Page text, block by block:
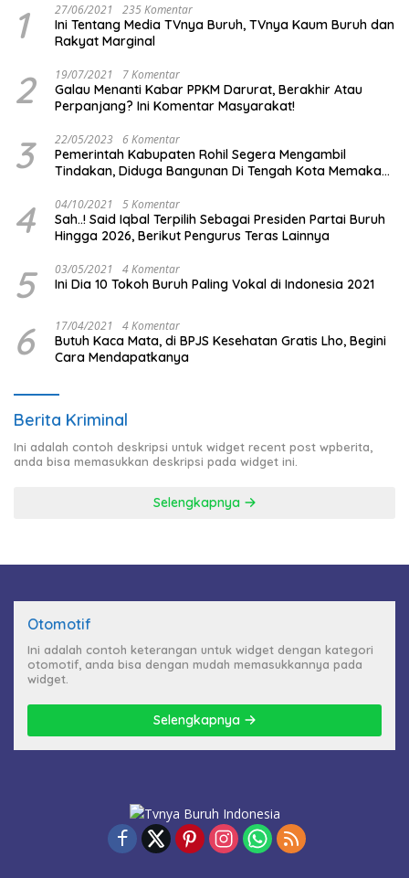
1 27/06/2021 235 Komentar
Ini Tentang Media TVnya Buruh, TVnya Kaum Buruh dan
Rakyat Marginal
2 19/07/2021 7 Komentar
Galau Menanti Kabar PPKM Darurat, Berakhir Atau
Perpanjang? Ini Komentar Masyarakat!
3 22/05/2023 6 Komentar
Pemerintah Kabupaten Rohil Segera Mengambil
Tindakan, Diduga Bangunan Di Tengah Kota Memakan
4 04/10/2021 5 Komentar
Sah..! Said Iqbal Terpilih Sebagai Presiden Partai Buruh
Hingga 2026, Berikut Pengurus Teras Lainnya
5 03/05/2021 4 Komentar
Ini Dia 10 Tokoh Buruh Paling Vokal di Indonesia 2021
6 17/04/2021 4 Komentar
Butuh Kaca Mata, di BPJS Kesehatan Gratis Lho, Begini
Cara Mendapatkanya
Berita Kriminal
Ini adalah contoh deskripsi untuk widget recent post wpberita,
anda bisa memasukkan deskripsi pada widget ini.
Selengkapnya
Otomotif
Ini adalah contoh keterangan untuk widget dengan kategori
otomotif, anda bisa dengan mudah memasukkannya pada
widget.
Selengkapnya